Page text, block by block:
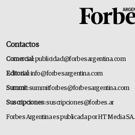
Contactos
Comercial:publicidad@forbesargentina.com
Editorial:info@forbesargentina.com
Summit:summitforbes@forbesargentina.com
Suscripciones:suscripciones@forbes.ar
Forbes Argentina es publicada por HT Media SA.